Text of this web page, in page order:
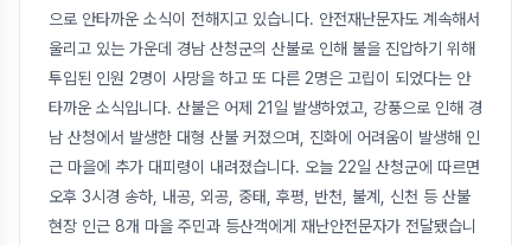
으로 안타까운 소식이 전해지고 있습니다. 안전재난문자도 계속해서
울리고 있는 가운데 경남 산청군의 산불로 인해 불을 진압하기 위해
투입된 인원 2명이 사망을 하고 또 다른 2명은 고립이 되었다는 안
타까운 소식입니다. 산불은 어제 21일 발생하였고, 강풍으로 인해 경
남 산청에서 발생한 대형 산불 커졌으며, 진화에 어려움이 발생해 인
근 마을에 추가 대피령이 내려졌습니다. 오늘 22일 산청군에 따르면
오후 3시경 송하, 내공, 외공, 중태, 후평, 반천, 불계, 신천 등 산불
현장 인근 8개 마을 주민과 등산객에게 재난안전문자가 전달됐습니